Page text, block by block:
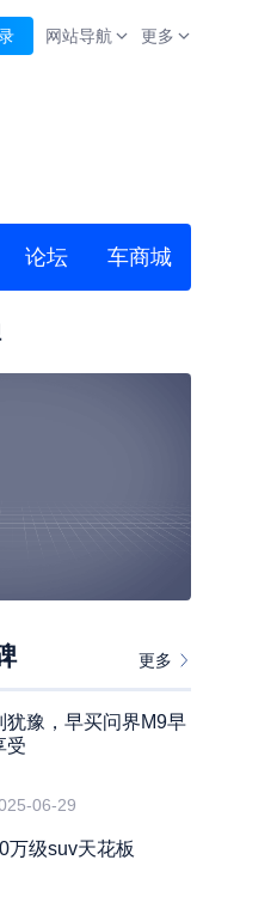
网站导航 更多
论坛 车商城
更多
犹豫，早买问界M9早
受
06-29
万级suv天花板